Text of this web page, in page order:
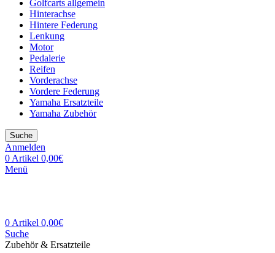
Golfcarts allgemein
Hinterachse
Hintere Federung
Lenkung
Motor
Pedalerie
Reifen
Vorderachse
Vordere Federung
Yamaha Ersatzteile
Yamaha Zubehör
Suche
Anmelden
0 Artikel 0,00€
Menü
0 Artikel 0,00€
Suche
Zubehör & Ersatzteile